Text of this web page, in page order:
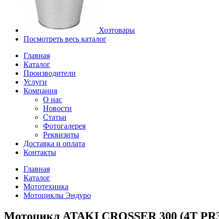
Хозтовары
Посмотреть весь каталог
Главная
Каталог
Производители
Услуги
Компания
О нас
Новости
Статьи
Фотогалерея
Реквизиты
Доставка и оплата
Контакты
Главная
Каталог
Мототехника
Мотоциклы Эндуро
Мотоцикл ATAKI CROSSER 300 (4T